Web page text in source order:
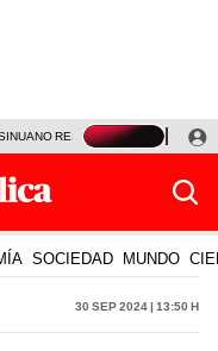
RESULTADOS HOY
SOCIEDAD MUNDO
30 Sep 2024 | 13:50 h